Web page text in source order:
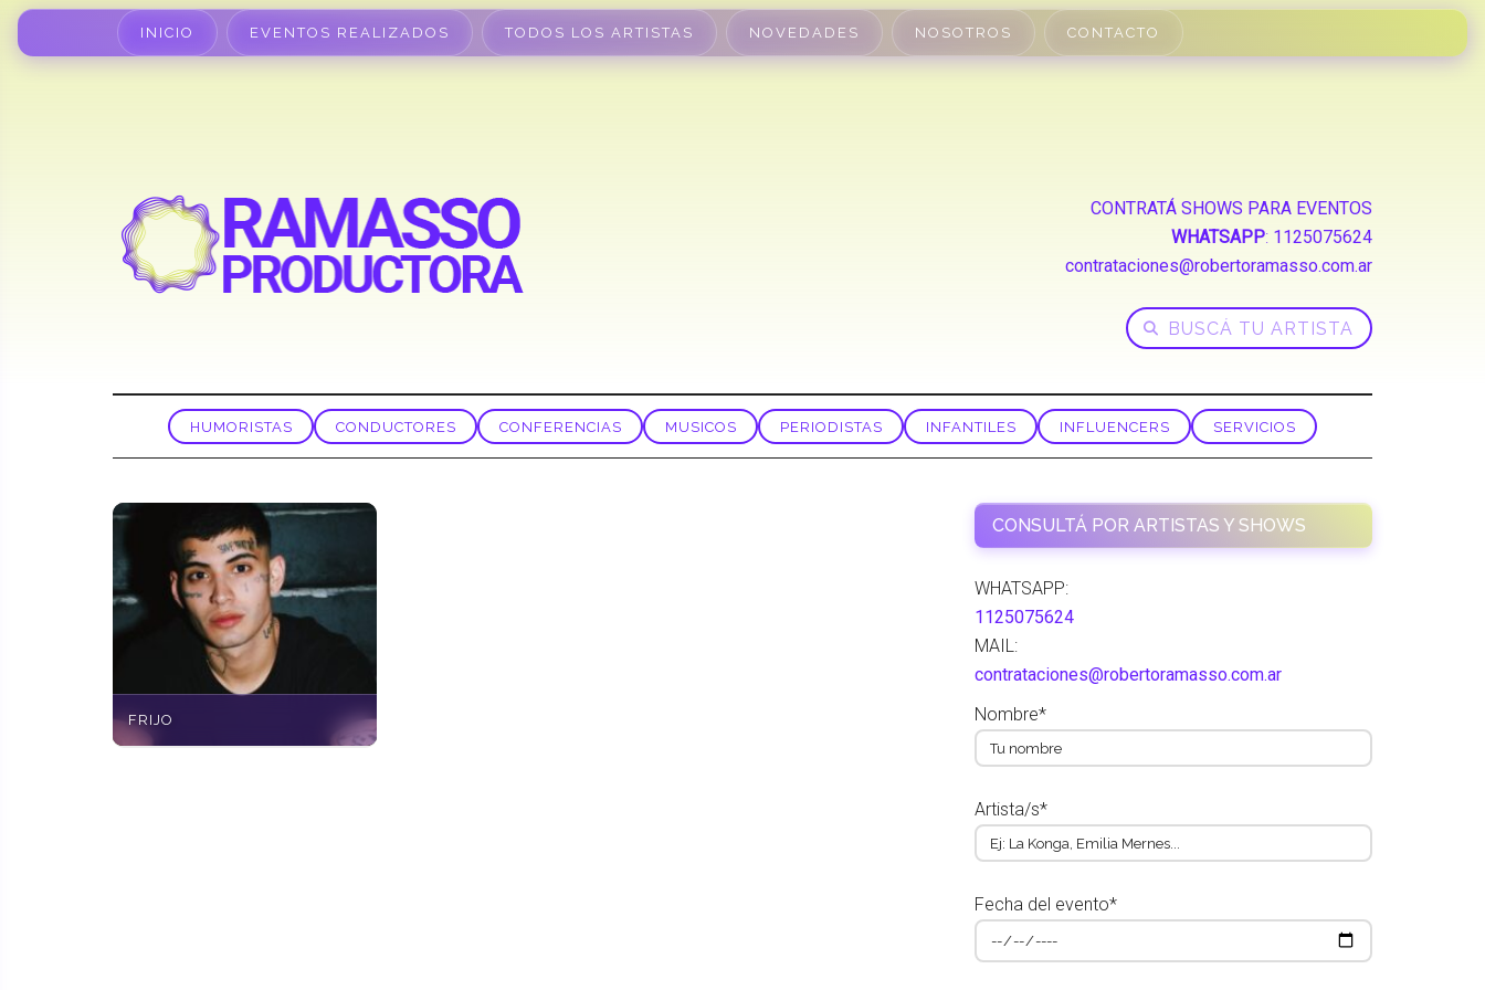
INICIO EVENTOS REALIZADOS TODOS LOS ARTISTAS NOVEDADES NOSOTROS CONTACTO
CONTRATÁ SHOWS PARA EVENTOS
WHATSAPP: 1125075624
contrataciones@robertoramasso.com.ar
HUMORISTAS CONDUCTORES CONFERENCIAS MUSICOS PERIODISTAS INFANTILES INFLUENCERS SERVICIOS
FRIJO
CONSULTÁ POR ARTISTAS Y SHOWS
WHATSAPP:
1125075624
MAIL:
contrataciones@robertoramasso.com.ar
Nombre*
Artista/s*
Fecha del evento*